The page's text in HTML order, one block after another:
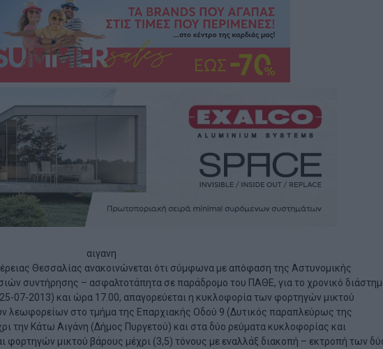
Θεσσαλίας ανακοινώνεται ότι σύμφωνα με απόφαση της Αστυνομικής
συντήρησης – ασφαλτοτάπητα σε παράδρομο του ΠΑΘΕ, για το χρονικό
07-2013) και ώρα 17.00, απαγορεύεται η κυκλοφορία των φορτηγών μικτού
λεωφορείων στο τμήμα της Επαρχιακής Οδού 9 (Δυτικός παραπλεύρως της
την Κάτω Αιγάνη (Δήμος Πυργετού) και στα δύο ρεύματα κυκλοφορίας και
φορτηγών μικτού βάρους μέχρι (3,5) τόνους με εναλλάξ διακοπή – εκτροπή των